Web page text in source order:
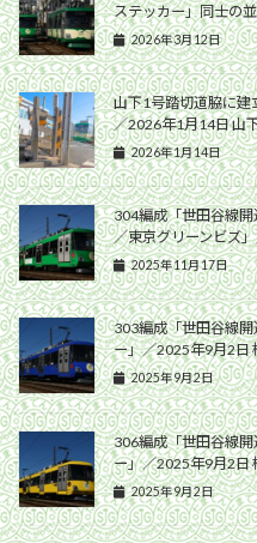
ステッカー」同士の
2026年3月12日
山下1号踏切道脇に
／2026年1月14日 山
2026年1月14日
304編成「世田谷線
／東京グリーンビズ
2025年11月17日
303編成「世田谷線
ー」／2025年9月2日
2025年9月2日
306編成「世田谷線
ー」／2025年9月2日
2025年9月2日